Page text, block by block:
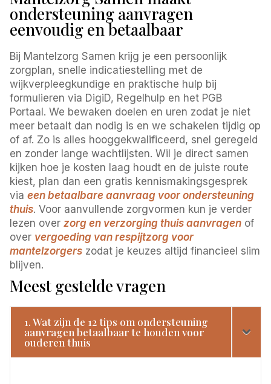
ondersteuning aanvragen
eenvoudig en betaalbaar
Bij Mantelzorg Samen krijg je een persoonlijk
zorgplan, snelle indicatiestelling met de
wijkverpleegkundige en praktische hulp bij
formulieren via DigiD, Regelhulp en het PGB
Portaal. We bewaken doelen en uren zodat je niet
meer betaalt dan nodig is en we schakelen tijdig op
of af. Zo is alles hooggekwalificeerd, snel geregeld
en zonder lange wachtlijsten. Wil je direct samen
kijken hoe je kosten laag houdt en de juiste route
kiest, plan dan een gratis kennismakingsgesprek
viaeen betaalbare aanvraag voor ondersteuning
thuis. Voor aanvullende zorgvormen kun je verder
lezen overzorg en verzorging thuis aanvragen of
over vergoeding van respijtzorg voor
mantelzorgers zodat je keuzes altijd financieel slim
blijven.
Meest gestelde vragen
1. Wat zijn de 12 tips om ondersteuning
aanvragen betaalbaar te houden voor
ouderen thuis